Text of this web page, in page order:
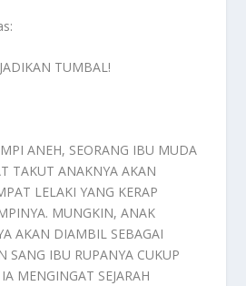
TUMBAL!
ANEH, SEORANG IBU MUDA
TAKUT ANAKNYA AKAN
LELAKI YANG KERAP
MUNGKIN, ANAK
AKAN DIAMBIL SEBAGAI
SANG IBU RUPANYA CUKUP
MENGINGAT SEJARAH